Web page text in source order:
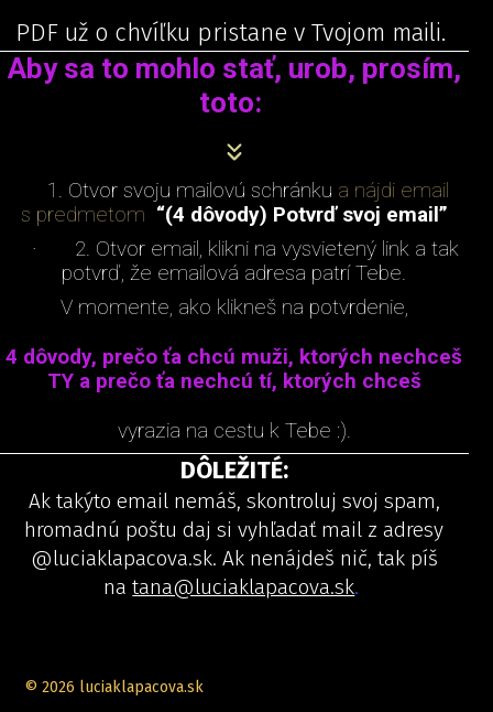
PDF už o chvíľku pristane v Tvojom maili.
Aby sa to mohlo stať, urob, prosím,
toto:
1. Otvor svoju mailovú schránku a nájdi email
s predmetom “(4 dôvody) Potvrď svoj email”
· 2. Otvor email, klikni na vysvietený link a tak
potvrď, že emailová adresa patrí Tebe.
V momente, ako klikneš na potvrdenie,
4 dôvody, prečo ťa chcú muži, ktorých nechceš
TY a prečo ťa nechcú tí, ktorých chceš
vyrazia na cestu k Tebe :).
DÔLEŽITÉ:
Ak takýto email nemáš, skontroluj svoj spam,
hromadnú poštu daj si vyhľadať mail z adresy
@luciaklapacova.sk. Ak nenájdeš nič, tak píš
natana@luciaklapacova.sk.
© 2026 luciaklapacova.sk